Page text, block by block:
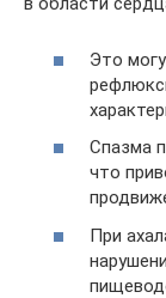
Это
Спазма
что
При